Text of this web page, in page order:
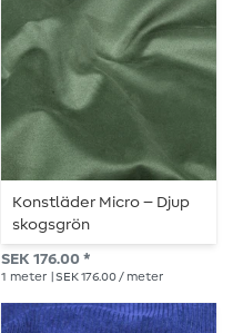
Konstläder Micro – Djup
skogsgrön
SEK 176.00 *
1 meter | SEK 176.00 / meter